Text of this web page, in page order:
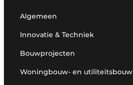
Algemeen
Innovatie & Techniek
Bouwprojecten
Woningbouw- en utiliteitsbouw